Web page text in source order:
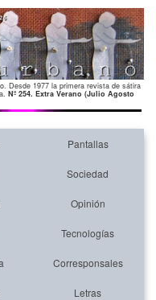
Desde 1977 la primera revista de sátira
Nº 254. Extra Verano (Julio Agosto
Pantallas
Sociedad
Opinión
Tecnologías
Corresponsales
Letras